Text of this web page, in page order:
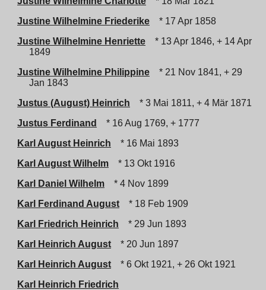
Justine Wilhelmine Friederike
* 17 Apr 1858
Justine Wilhelmine Henriette
* 13 Apr 1846, + 14 Apr
1849
Justine Wilhelmine Philippine
* 21 Nov 1841, + 29
Jan 1843
Justus (August) Heinrich
* 3 Mai 1811, + 4 Mär 1871
Justus Ferdinand
* 16 Aug 1769, + 1777
Karl August Heinrich
* 16 Mai 1893
Karl August Wilhelm
* 13 Okt 1916
Karl Daniel Wilhelm
* 4 Nov 1899
Karl Ferdinand August
* 18 Feb 1909
Karl Friedrich Heinrich
* 29 Jun 1893
Karl Heinrich August
* 20 Jun 1897
Karl Heinrich August
* 6 Okt 1921, + 26 Okt 1921
Karl Heinrich Friedrich